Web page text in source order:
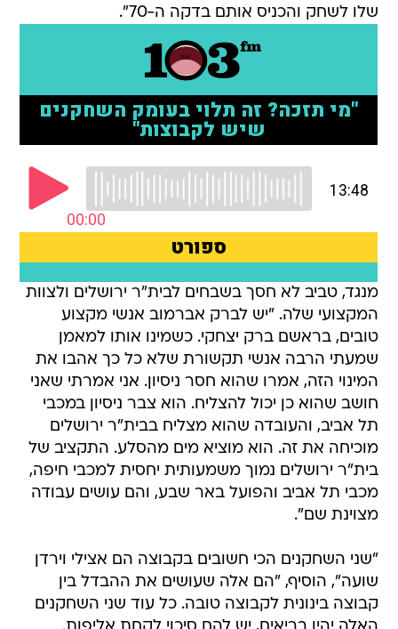
שלו לשחק והכניס אותם בדקה ה-70".
מנגד, טביב לא חסך בשבחים לבית"ר ירושלים ולצוות
המקצועי שלה. "יש לברק אברמוב אנשי מקצוע
טובים, בראשם ברק יצחקי. כשמינו אותו למאמן
שמעתי הרבה אנשי תקשורת שלא כל כך אהבו את
המינוי הזה, אמרו שהוא חסר ניסיון. אני אמרתי שאני
חושב שהוא כן יכול להצליח. הוא צבר ניסיון במכבי
תל אביב, והעובדה שהוא מצליח בבית"ר ירושלים
מוכיחה את זה. הוא מוציא מים מהסלע. התקציב של
בית"ר ירושלים נמוך משמעותית יחסית למכבי חיפה,
מכבי תל אביב והפועל באר שבע, והם עושים עבודה
מצוינת שם".
"שני השחקנים הכי חשובים בקבוצה הם אצילי וירדן
שועה", הוסיף, "הם אלה שעושים את ההבדל בין
קבוצה בינונית לקבוצה טובה. כל עוד שני השחקנים